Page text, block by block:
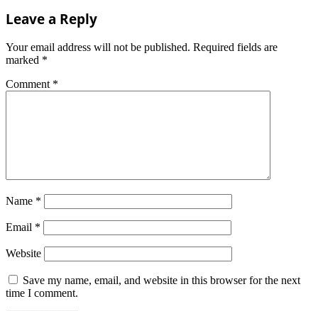
Leave a Reply
Your email address will not be published. Required fields are
marked *
Comment *
Name *
Email *
Website
Save my name, email, and website in this browser for the next
time I comment.